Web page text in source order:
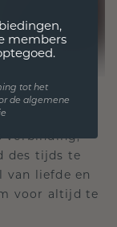
verbinding,
des tijds te
van liefde en
voor altijd te
members
tot het
de algemene